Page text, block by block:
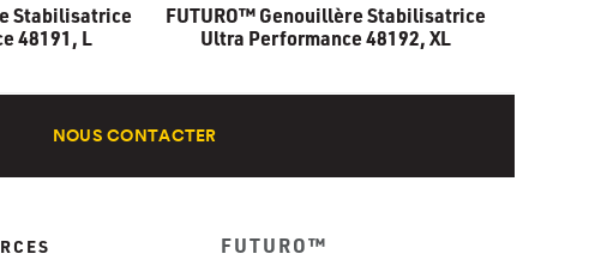
Stabilisatrice
48191, L
FUTURO™ Genouillère Stabilisatrice
Ultra Performance 48192, XL
NOUS CONTACTER
FUTURO™